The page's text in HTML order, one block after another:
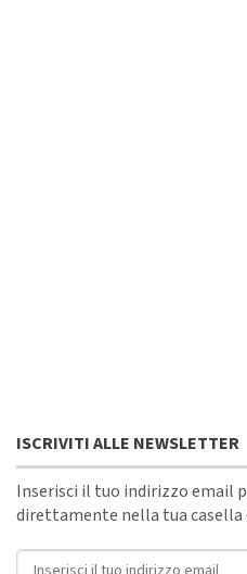
ISCRIVITI ALLE NEWSLETTER
Inserisci il tuo indirizzo email
direttamente nella tua
Indirizzo email